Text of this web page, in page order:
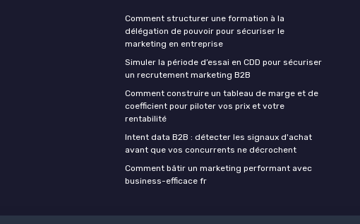
Comment structurer une formation à la
délégation de pouvoir pour sécuriser le
marketing en entreprise
Simuler la période d’essai en CDD pour sécuriser
un recrutement marketing B2B
Comment construire un tableau de marge et de
coefficient pour piloter vos prix et votre
rentabilité
Intent data B2B : détecter les signaux d'achat
avant que vos concurrents ne décrochent
Comment bâtir un marketing performant avec
business-efficace fr